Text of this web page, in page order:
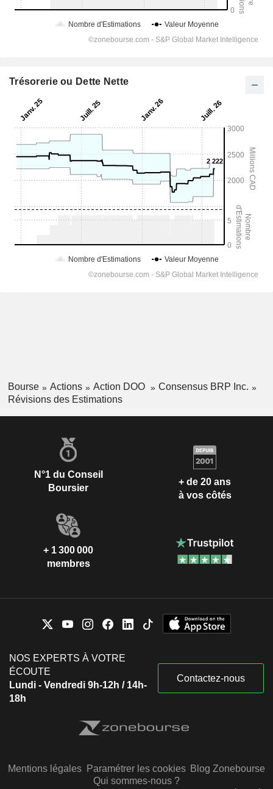
Trésorerie ou Dette Nette
Bourse Actions Action DOO
Consensus BRP Inc.
Révisions des Estimations
N°1 du Conseil
Boursier
+ de 20 ans
à vos côtés
+ 1 300 000
membres
NOS EXPERTS À VOTRE
ÉCOUTE
Lundi - Vendredi 9h-12h / 14h-
18h
Contactez-nous
Mentions légales Paramétrer les cookies Blog Zonebourse
Qui sommes-nous ?